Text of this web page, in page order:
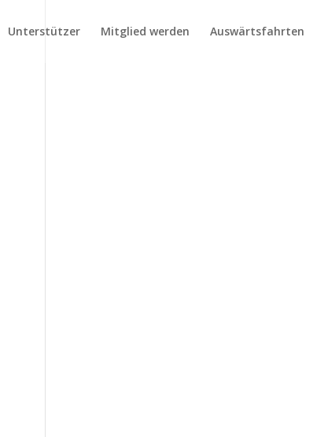
Unterstützer Mitglied werden Auswärtsfahrten